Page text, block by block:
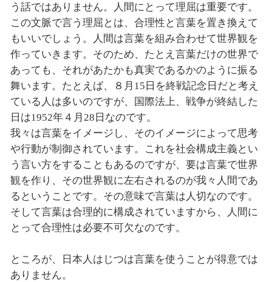
う話ではありません。人間にとって理屈は重要です。
この文脈で言う理屈とは、合理性と言葉を置き換えて
もいいでしょう。人間は言葉を組み合わせて世界観を
作っていきます。そのため、たとえ言葉だけの世界で
あっても、それがあたかも真実であるかのように振る
舞います。たとえば、８月15日を終戦記念日だと考え
ている人は多いのですが、国際法上、戦争が終結した
日は1952年４月28日なのです。
我々は言葉をイメージし、そのイメージによって思考
や行動が制御されています。これを社会構成主義とい
う言い方をすることもあるのですが、要は言葉で世界
観を作り、その世界観に左右されるのが我々人間であ
るということです。その意味で言葉は人切なのです。
そして言葉は合理的に構成されていますから、人間に
とって合理性は必要不可欠なのです。
ところが、日本人はじつは言葉を使うことが得意では
ありません。